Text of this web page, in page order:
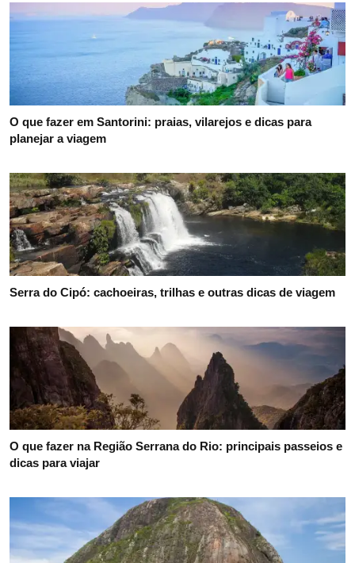
O que fazer em Santorini: praias, vilarejos e dicas para
planejar a viagem
Serra do Cipó: cachoeiras, trilhas e outras dicas de viagem
O que fazer na Região Serrana do Rio: principais passeios e
dicas para viajar